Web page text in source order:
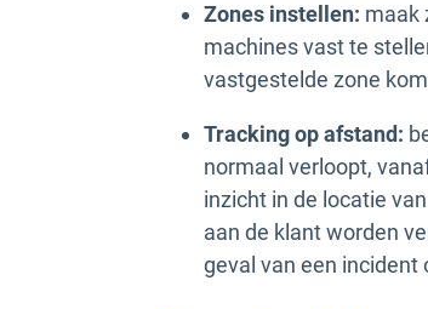
Zones instellen: maak
machines vast te
vastgestelde zone
Tracking op afstand:
normaal verloopt,
inzicht in de locatie
aan de klant worden
geval van een incident